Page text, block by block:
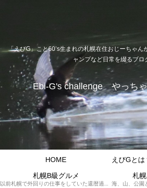
「えびG」こと60’s生まれの札幌在住おじーちゃん
ャンプなど日常を綴るブロ
Ebi-G's challenge やっち
HOME
札幌B級グルメ
以前札幌で外回りの仕事をしていた還暦過ぎブロガー「えびG」がランチ（サラリーマンランチ、サラメシ）を中心に、おそば、ラーメン、中華、日替わりランチを「札幌Bグルメ」と題してレポートしているブログカテゴリーのページです。現在は定年後の再雇用で札幌中とはいかなまでも会社の近くのすすきの界隈や家のある札幌市南区を中心に徘徊しております。
札